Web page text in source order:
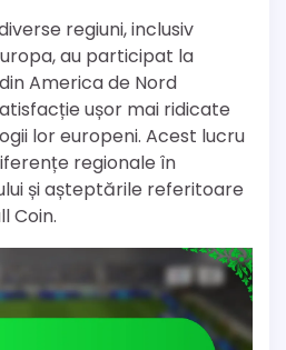
regiuni, inclusiv
au participat la
America de Nord
ușor mai ridicate
lor europeni. Acest lucru
regionale în
și așteptările referitoare
Coin.